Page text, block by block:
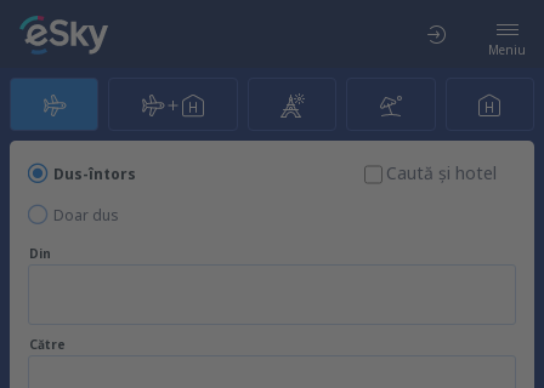
Meniu
Dus-întors
Doar dus
Caută şi hotel
Din
Către